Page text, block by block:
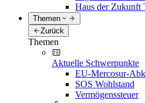
Haus der Zukunft
Themen
Zurück
Themen
Aktuelle Schwerpunkte
EU-Mercosur-
SOS Wohlstand
Vermögenssteuer